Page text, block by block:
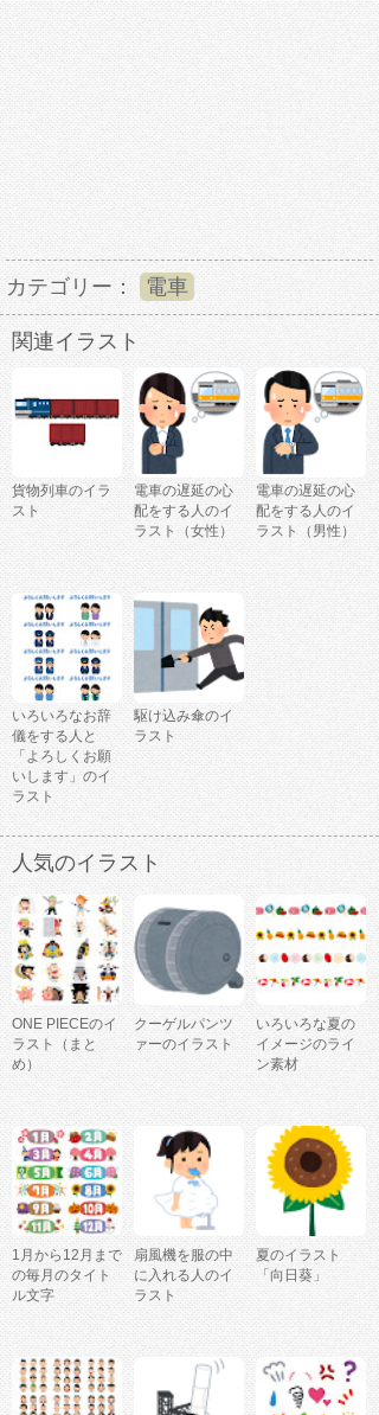
カテゴリー： 電車
関連イラスト
貨物列車のイラ
スト
電車の遅延の心
配をする人のイ
ラスト（女性）
電車の遅延の心
配をする人のイ
ラスト（男性）
いろいろなお辞
儀をする人と
「よろしくお願
いします」のイ
ラスト
駆け込み傘のイ
ラスト
人気のイラスト
ONE PIECEのイ
ラスト（まと
め）
クーゲルパンツ
ァーのイラスト
いろいろな夏の
イメージのライ
ン素材
1月から12月まで
の毎月のタイト
ル文字
扇風機を服の中
に入れる人のイ
ラスト
夏のイラスト
「向日葵」